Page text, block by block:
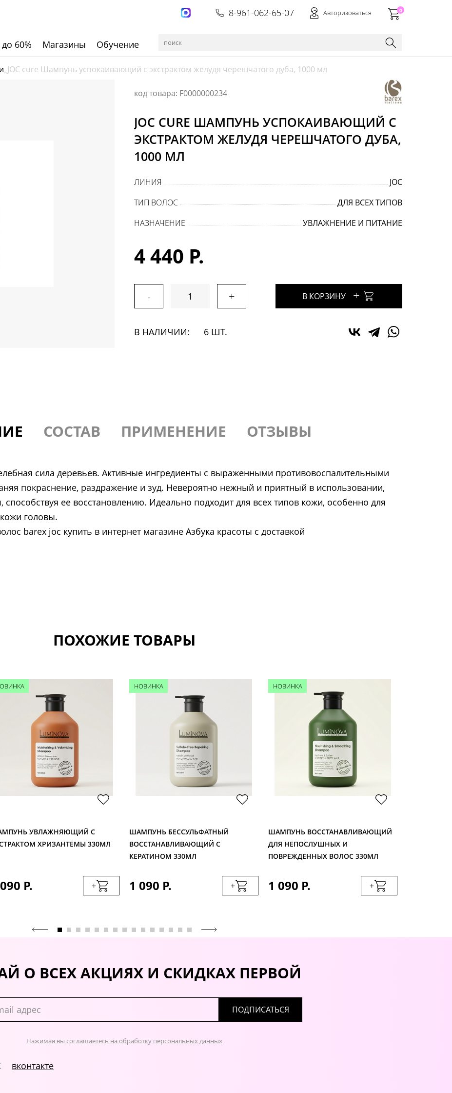
8-961-062-65-07 Авторизоваться 0
60% Магазины Обучение
JOC cure Шампунь успокаивающий с экстрактом желудя черешчатого дуба, 1000 мл
код товара: F0000000234
JOC CURE ШАМПУНЬ УСПОКАИВАЮЩИЙ С
ЭКСТРАКТОМ ЖЕЛУДЯ ЧЕРЕШЧАТОГО ДУБА,
1000 МЛ
JOC
ЛИНИЯ
ДЛЯ ВСЕХ ТИПОВ
ТИП ВОЛОС
УВЛАЖНЕНИЕ И ПИТАНИЕ
НАЗНАЧЕНИЕ
4 440 Р.
- + В КОРЗИНУ +
В НАЛИЧИИ: 6 ШТ.
СОСТАВ ПРИМЕНЕНИЕ ОТЗЫВЫ
сила деревьев. Активные ингредиенты с выраженными противовоспалительными
покраснение, раздражение и зуд. Невероятно нежный и приятный в использовании,
ее восстановлению. Идеально подходит для всех типов кожи, особенно для
головы.
barex joc купить в интернет магазине Азбука красоты с доставкой
ПОХОЖИЕ ТОВАРЫ
УВЛАЖНЯЮЩИЙ С
ХРИЗАНТЕМЫ 330МЛ
Р. +
НОВИНКА
ШАМПУНЬ БЕССУЛЬФАТНЫЙ
ВОССТАНАВЛИВАЮЩИЙ С
КЕРАТИНОМ 330МЛ
1 090 Р. +
НОВИНКА
ШАМПУНЬ ВОССТАНАВЛИВАЮЩИЙ
ДЛЯ НЕПОСЛУШНЫХ И
ПОВРЕЖДЕННЫХ ВОЛОС 330МЛ
1 090 Р. +
О ВСЕХ АКЦИЯХ И СКИДКАХ ПЕРВОЙ
ПОДПИСАТЬСЯ
Нажимая вы соглашаетесь на обработку персональных данных
вконтакте